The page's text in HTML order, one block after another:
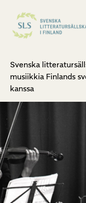
Svenska
musiikkia Finlands
kanssa